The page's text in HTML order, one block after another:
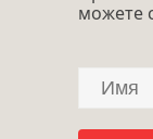
можете